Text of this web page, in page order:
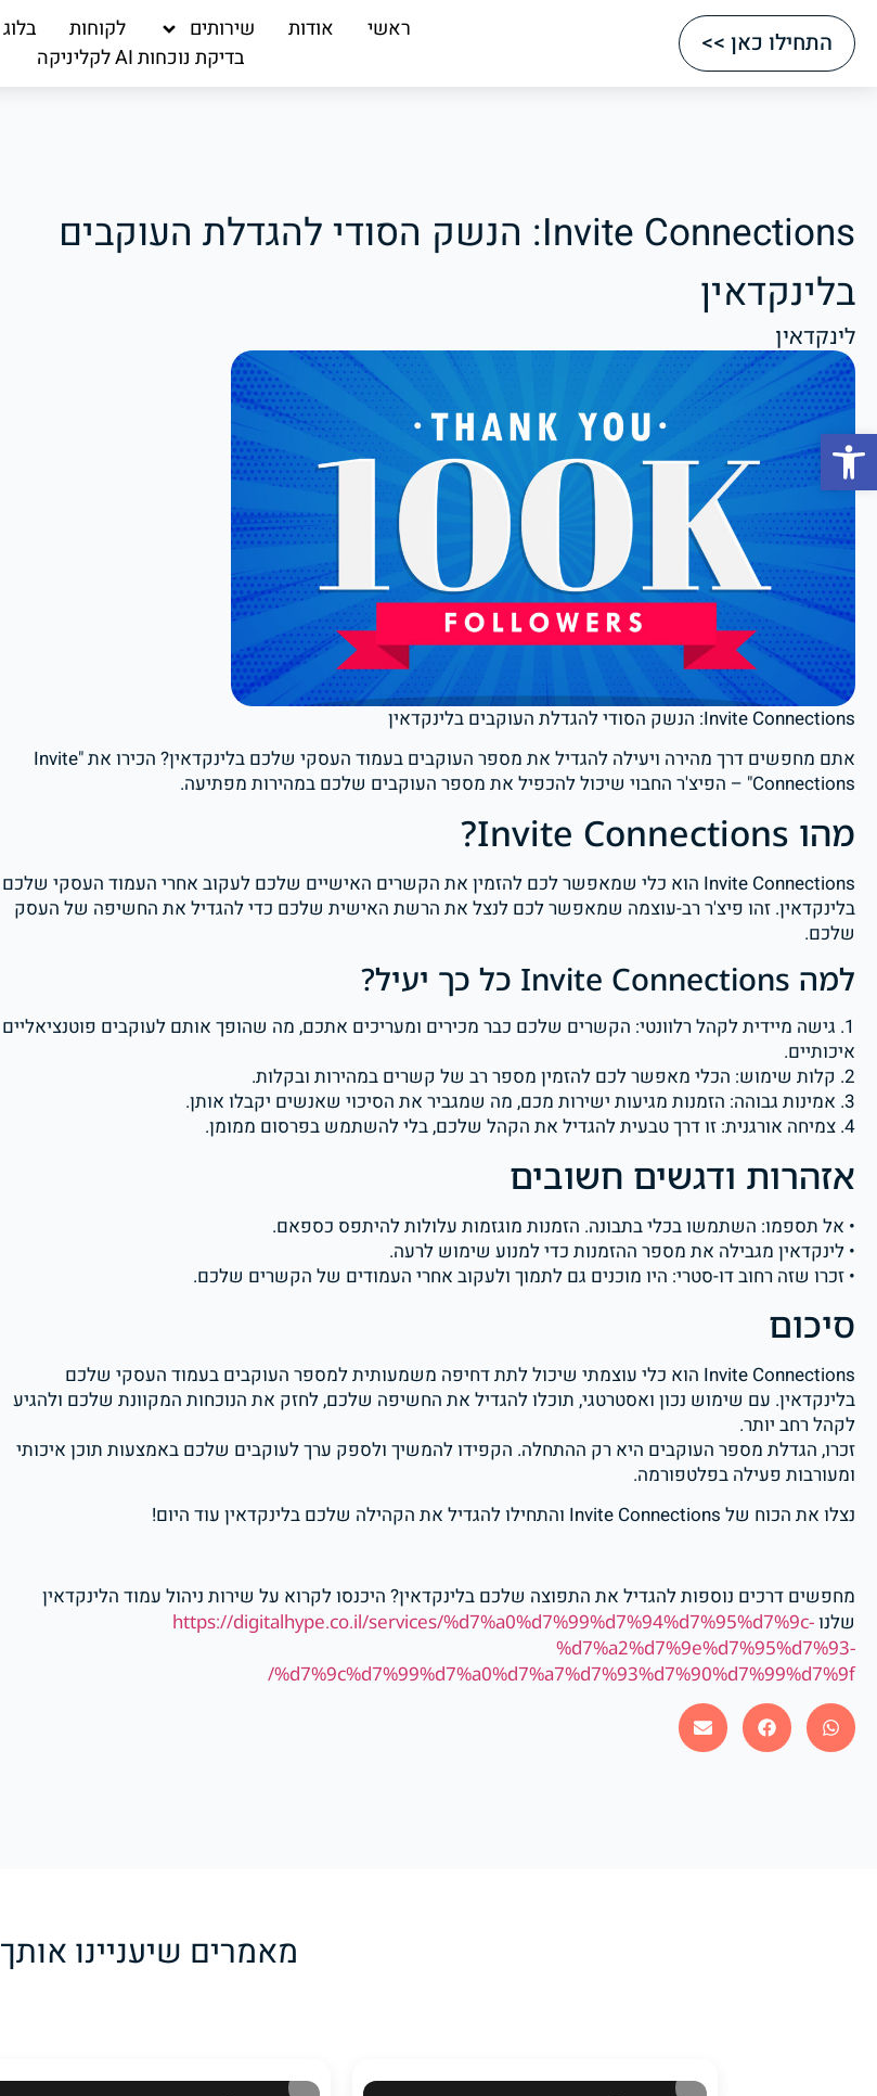
Open toolbar
התחילו כאן >> ראשי אודות שירותים לקוחות בלוג
בדיקת נוכחות AI לקליניקה
Invite Connections: הנשק הסודי להגדלת העוקבים
בלינקדאין
לינקדאין
Invite Connections: הנשק הסודי להגדלת העוקבים בלינקדאין
אתם מחפשים דרך מהירה ויעילה להגדיל את מספר העוקבים בעמוד העסקי שלכם בלינקדאין? הכירו את "Invite
Connections" – הפיצ'ר החבוי שיכול להכפיל את מספר העוקבים שלכם במהירות מפתיעה.
מהו Invite Connections?
Invite Connections הוא כלי שמאפשר לכם להזמין את הקשרים האישיים שלכם לעקוב אחרי העמוד העסקי שלכם
בלינקדאין. זהו פיצ'ר רב-עוצמה שמאפשר לכם לנצל את הרשת האישית שלכם כדי להגדיל את החשיפה של העסק
שלכם.
למה Invite Connections כל כך יעיל?
1. גישה מיידית לקהל רלוונטי: הקשרים שלכם כבר מכירים ומעריכים אתכם, מה שהופך אותם לעוקבים פוטנציאליים
איכותיים.
2. קלות שימוש: הכלי מאפשר לכם להזמין מספר רב של קשרים במהירות ובקלות.
3. אמינות גבוהה: הזמנות מגיעות ישירות מכם, מה שמגביר את הסיכוי שאנשים יקבלו אותן.
4. צמיחה אורגנית: זו דרך טבעית להגדיל את הקהל שלכם, בלי להשתמש בפרסום ממומן.
אזהרות ודגשים חשובים
• אל תספמו: השתמשו בכלי בתבונה. הזמנות מוגזמות עלולות להיתפס כספאם.
• לינקדאין מגבילה את מספר ההזמנות כדי למנוע שימוש לרעה.
• זכרו שזה רחוב דו-סטרי: היו מוכנים גם לתמוך ולעקוב אחרי העמודים של הקשרים שלכם.
סיכום
Invite Connections הוא כלי עוצמתי שיכול לתת דחיפה משמעותית למספר העוקבים בעמוד העסקי שלכם
בלינקדאין. עם שימוש נכון ואסטרטגי, תוכלו להגדיל את החשיפה שלכם, לחזק את הנוכחות המקוונת שלכם ולהגיע
לקהל רחב יותר.
זכרו, הגדלת מספר העוקבים היא רק ההתחלה. הקפידו להמשיך ולספק ערך לעוקבים שלכם באמצעות תוכן איכותי
ומעורבות פעילה בפלטפורמה.
נצלו את הכוח של Invite Connections והתחילו להגדיל את הקהילה שלכם בלינקדאין עוד היום!
מחפשים דרכים נוספות להגדיל את התפוצה שלכם בלינקדאין? היכנסו לקרוא על שירות ניהול עמוד הלינקדאין
שלנוhttps://digitalhype.co.il/services/%d7%a0%d7%99%d7%94%d7%95%d7%9c-
%d7%a2%d7%9e%d7%95%d7%93-
%d7%9c%d7%99%d7%a0%d7%a7%d7%93%d7%90%d7%99%d7%9f/
מאמרים שיעניינו אותך